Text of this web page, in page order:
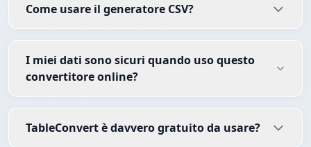
Come usare il generatore CSV?
I miei dati sono sicuri quando uso questo
convertitore online?
TableConvert è davvero gratuito da usare?